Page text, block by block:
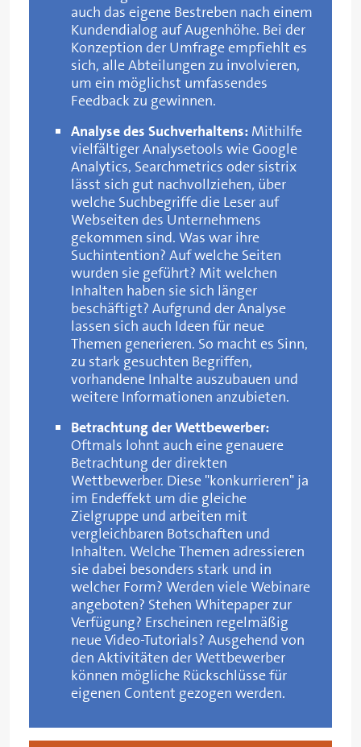
auch das eigene Bestreben nach einem
Kundendialog auf Augenhöhe. Bei der
Konzeption der Umfrage empfiehlt es
sich, alle Abteilungen zu involvieren,
um ein möglichst umfassendes
Feedback zu gewinnen.
Analyse des Suchverhaltens: Mithilfe
vielfältiger Analysetools wie Google
Analytics, Searchmetrics oder sistrix
lässt sich gut nachvollziehen, über
welche Suchbegriffe die Leser auf
Webseiten des Unternehmens
gekommen sind. Was war ihre
Suchintention? Auf welche Seiten
wurden sie geführt? Mit welchen
Inhalten haben sie sich länger
beschäftigt? Aufgrund der Analyse
lassen sich auch Ideen für neue
Themen generieren. So macht es Sinn,
zu stark gesuchten Begriffen,
vorhandene Inhalte auszubauen und
weitere Informationen anzubieten.
Betrachtung der Wettbewerber:
Oftmals lohnt auch eine genauere
Betrachtung der direkten
Wettbewerber. Diese "konkurrieren" ja
im Endeffekt um die gleiche
Zielgruppe und arbeiten mit
vergleichbaren Botschaften und
Inhalten. Welche Themen adressieren
sie dabei besonders stark und in
welcher Form? Werden viele Webinare
angeboten? Stehen Whitepaper zur
Verfügung? Erscheinen regelmäßig
neue Video-Tutorials? Ausgehend von
den Aktivitäten der Wettbewerber
können mögliche Rückschlüsse für
eigenen Content gezogen werden.